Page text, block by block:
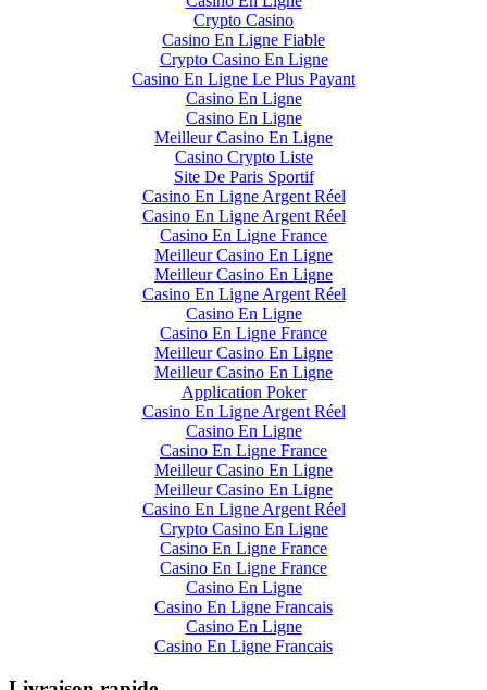
Crypto Casino
Casino En Ligne Fiable
Crypto Casino En Ligne
Casino En Ligne Le Plus Payant
Casino En Ligne
Casino En Ligne
Meilleur Casino En Ligne
Casino Crypto Liste
Site De Paris Sportif
Casino En Ligne Argent Réel
Casino En Ligne Argent Réel
Casino En Ligne France
Meilleur Casino En Ligne
Meilleur Casino En Ligne
Casino En Ligne Argent Réel
Casino En Ligne
Casino En Ligne France
Meilleur Casino En Ligne
Meilleur Casino En Ligne
Application Poker
Casino En Ligne Argent Réel
Casino En Ligne
Casino En Ligne France
Meilleur Casino En Ligne
Meilleur Casino En Ligne
Casino En Ligne Argent Réel
Crypto Casino En Ligne
Casino En Ligne France
Casino En Ligne France
Casino En Ligne
Casino En Ligne Francais
Casino En Ligne
Casino En Ligne Francais